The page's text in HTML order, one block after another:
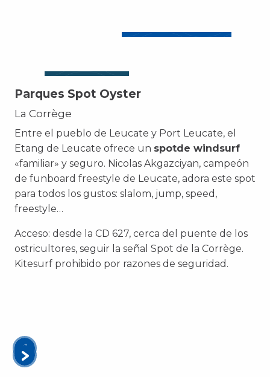
Parques Spot Oyster
La Corrège
Entre el pueblo de Leucate y Port Leucate, el
Etang de Leucate ofrece un spotde windsurf
«familiar» y seguro. Nicolas Akgazciyan, campeón
de funboard freestyle de Leucate, adora este spot
para todos los gustos: slalom, jump, speed,
freestyle…
Acceso: desde la CD 627, cerca del puente de los
ostricultores, seguir la señal Spot de la Corrège.
Kitesurf prohibido por razones de seguridad.